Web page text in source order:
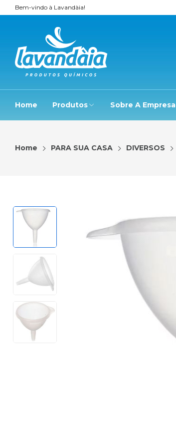
Bem-vindo à Lavandàia!
Home Produtos Sobre A Empresa
Home PARA SUA CASA DIVERSOS